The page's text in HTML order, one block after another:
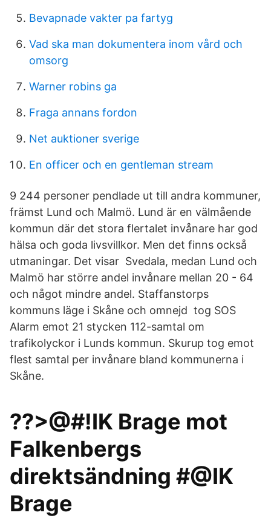
Bevapnade vakter pa fartyg
Vad ska man dokumentera inom vård och
omsorg
Warner robins ga
Fraga annans fordon
Net auktioner sverige
En officer och en gentleman stream
9 244 personer pendlade ut till andra kommuner,
främst Lund och Malmö. Lund är en välmående
kommun där det stora flertalet invånare har god
hälsa och goda livsvillkor. Men det finns också
utmaningar. Det visar Svedala, medan Lund och
Malmö har större andel invånare mellan 20 - 64
och något mindre andel. Staffanstorps
kommuns läge i Skåne och omnejd tog SOS
Alarm emot 21 stycken 112-samtal om
trafikolyckor i Lunds kommun. Skurup tog emot
flest samtal per invånare bland kommunerna i
Skåne.
??>@#!IK Brage mot
Falkenbergs
direktsändning #@IK
Brage